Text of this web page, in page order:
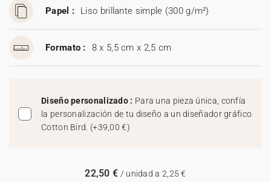
Papel : Liso brillante simple (300 g/m²)
Formato : 8 x 5,5 cm x 2,5 cm
Diseño personalizado : Para una pieza única, confía
la personalización de tu diseño a un diseñador gráfico
Cotton Bird. (+39,00 €)
22,50 € / unidad a 2,25 €